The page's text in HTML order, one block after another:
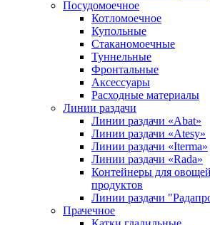
Посудомоечное
Котломоечное
Купольные
Стаканомоечные
Туннельные
Фронтальные
Аксессуары
Расходные материалы
Линии раздачи
Линии раздачи «Abat»
Линии раздачи «Atesy»
Линии раздачи «Iterma»
Линии раздачи «Rada»
Контейнеры для
продуктов
Линии раздачи
Прачечное